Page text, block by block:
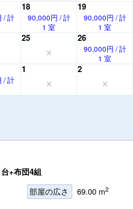
/ 計
18
90,000円 / 計
1 室
19
90,000円 / 計
1 室
25 26
90,000円 / 計
1 室
/ 計
1 2
+布団4組
部屋の広さ 69.00 m2